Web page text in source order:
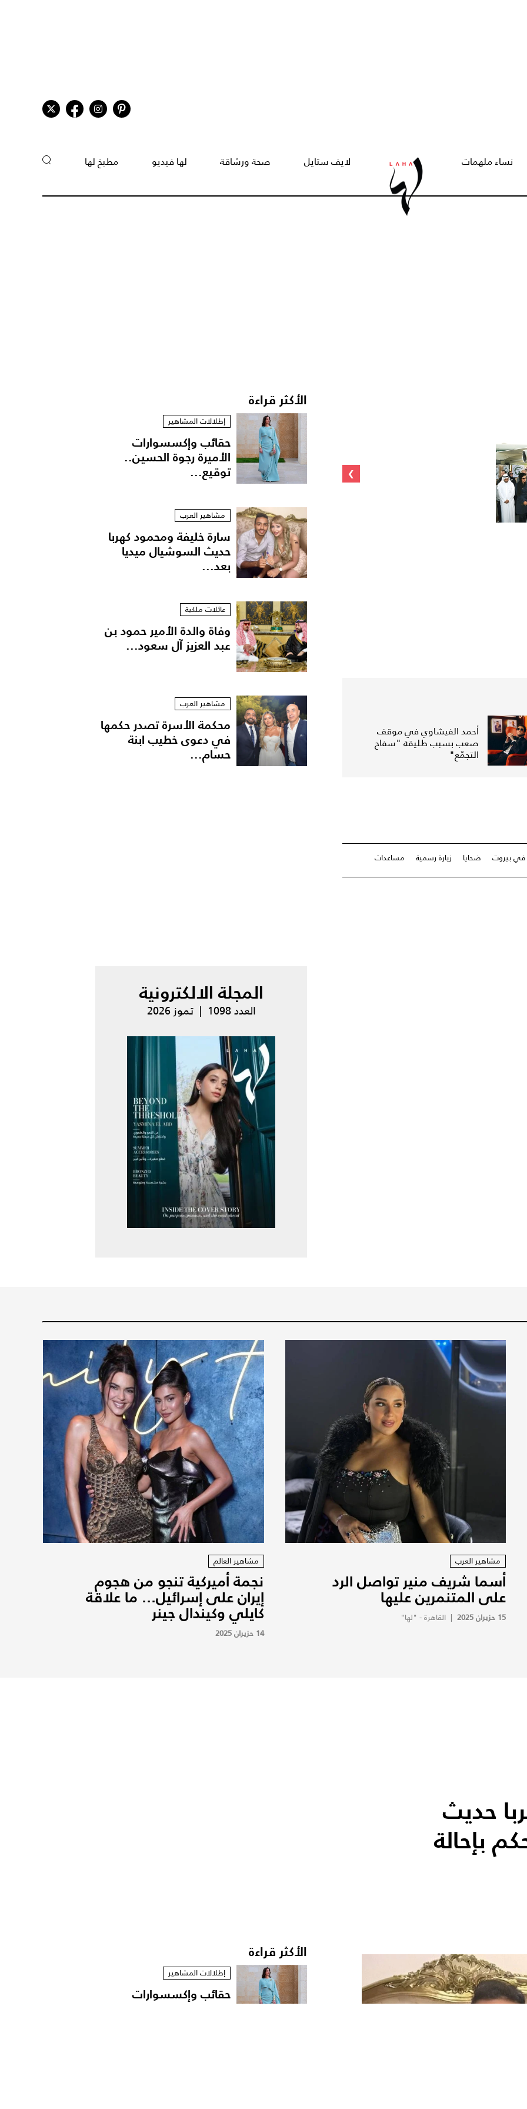
نساء ملهمات لايف ستايل صحة ورشاقة لها فيديو مطبخ لها
›
أحمد الفيشاوي في موقف
صعب بسبب طليقة "سفاح
التجمّع"
في بيروت ضحايا زيارة رسمية مساعدات
الأكثر قراءة
إطلالات المشاهير
حقائب وإكسسوارات
الأميرة رجوة الحسين..
توقيع...
مشاهير العرب
سارة خليفة ومحمود كهربا
حديث السوشيال ميديا
بعد...
عائلات ملكية
وفاة والدة الأمير حمود بن
عبد العزيز آل سعود...
مشاهير العرب
محكمة الأسرة تصدر حكمها
في دعوى خطيب ابنة
حسام...
المجلة الالكترونية
العدد 1098 | تموز 2026
مشاهير العرب
أسما شريف منير تواصل الرد
على المتنمرين عليها
15 حزيران 2025 | القاهرة - "لها"
مشاهير العالم
نجمة أميركية تنجو من هجوم
إيران على إسرائيل... ما علاقة
كايلي وكيندال جينر
14 حزيران 2025
حديث
بإحالة
الأكثر قراءة
إطلالات المشاهير
حقائب وإكسسوارات